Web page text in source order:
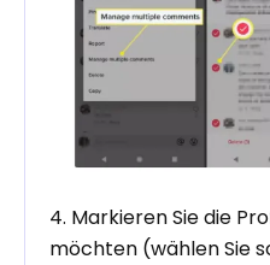
4. Markieren Sie die
möchten (wählen Sie